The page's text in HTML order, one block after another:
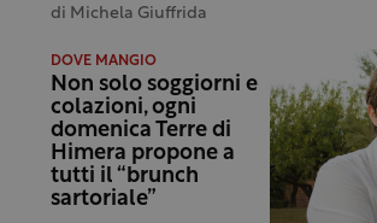
di Michela Giuffrida
DOVE MANGIO
Non solo soggiorni e
colazioni, ogni
domenica Terre di
Himera propone a
tutti il “brunch
sartoriale”